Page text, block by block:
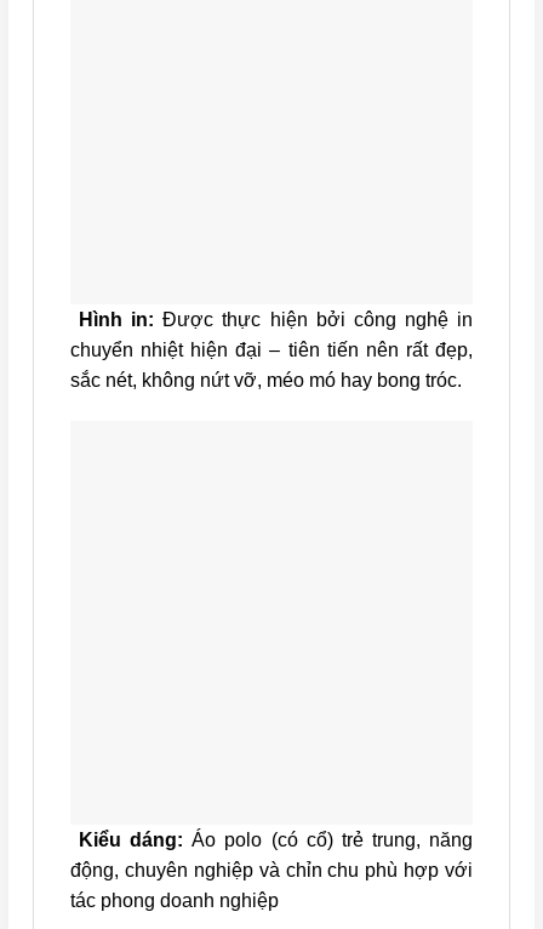
Hình in:Được thực hiện bởi công nghệ in
chuyển nhiệt hiện đại – tiên tiến nên rất đẹp,
sắc nét, không nứt vỡ, méo mó hay bong tróc.
Kiểu dáng: Áo polo (có cổ) trẻ trung, năng
động, chuyên nghiệp và chỉn chu phù hợp với
tác phong doanh nghiệp